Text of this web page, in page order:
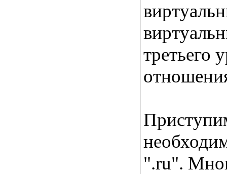
третьего
".ru".